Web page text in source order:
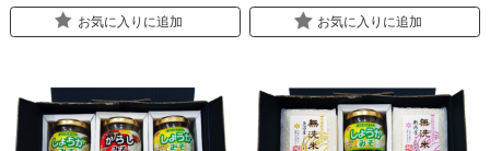
お気に入りに追加 お気に入りに追加